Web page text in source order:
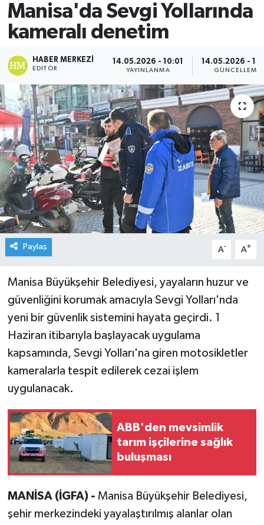
Manisa'da Sevgi Yollarında
kameralı denetim
HABER MERKEZI
EDITÖR
14.05.2026 - 10:01
YAYINLANMA
14.05.2026 -
GÜNCELLEME
Paylaş A- A+
Manisa Büyükşehir Belediyesi, yayaların huzur ve
güvenliğini korumak amacıyla Sevgi Yolları'nda
yeni bir güvenlik sistemini hayata geçirdi. 1
Haziran itibarıyla başlayacak uygulama
kapsamında, Sevgi Yolları'na giren motosikletler
kameralarla tespit edilerek cezai işlem
uygulanacak.
ABB'den mevsimlik
tarım işçilerine sağlık
buluşması
MANİSA (İGFA) - Manisa Büyükşehir Belediyesi,
şehir merkezindeki yayalaştırılmış alanlar olan